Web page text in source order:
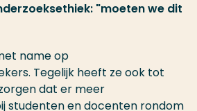
"moeten we dit
name op
Tegelijk heeft ze ook tot
dat er meer
studenten en docenten rondom